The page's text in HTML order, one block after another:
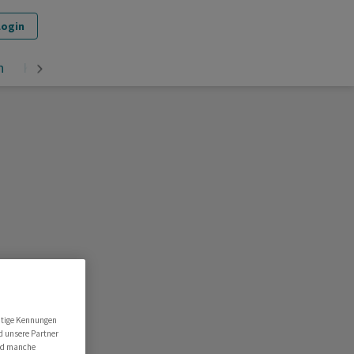
Krypto
Kennungen
unsere Partner
manche